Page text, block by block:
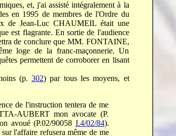
et, j'ai assisté intégralement à la
en 1995 de membres de l'Ordre du
de Jean-Luc CHAUMEIL était une
est flagrante. En sortie de l'audience
de conclure que MM. FONTAINE,
loge de la franc-maçonnerie. Un
permettent de corroborer en lisant
(p.302) par tous les moyens, et
de l'instruction tentera de me
AUBERT mon avocate (P.
avoué (P.02/90058 I.4/02/84).
l'affaire refusera même de me